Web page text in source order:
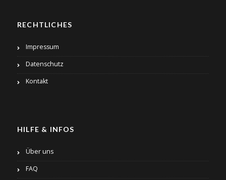
RECHTLICHES
Impressum
Datenschutz
Kontakt
HILFE & INFOS
Über uns
FAQ